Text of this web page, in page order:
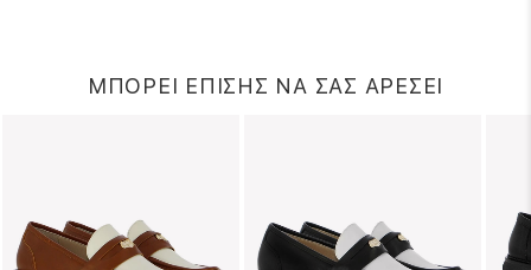
ΜΠΟΡΕΙ ΕΠΙΣΗΣ ΝΑ ΣΑΣ ΑΡΕΣΕΙ